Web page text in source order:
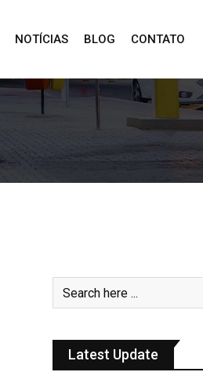
NOTÍCIAS BLOG CONTATO
Latest Update